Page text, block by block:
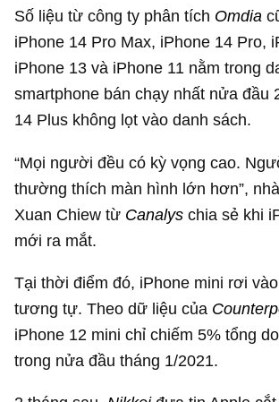
Số liệu từ công ty phân tích Omdia
iPhone 14 Pro Max, iPhone 14 Pro,
iPhone 13 và iPhone 11 nằm trong
smartphone bán chạy nhất nửa đầu
14 Plus không lọt vào danh sách.
“Mọi người đều có kỳ vọng cao.
thường thích màn hình lớn hơn”,
Xuan Chiew từ Canalys chia sẻ khi
mới ra mắt.
Tại thời điểm đó, iPhone mini rơi
tương tự. Theo dữ liệu của
iPhone 12 mini chỉ chiếm 5% tổng
trong nửa đầu tháng 1/2021.